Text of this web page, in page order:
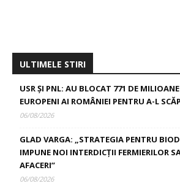
ULTIMELE STIRI
USR ȘI PNL: AU BLOCAT 771 DE
EUROPENI AI ROMÂNIEI PENTRU A-L
06/08/2026
GLAD VARGA: „STRATEGIA PENTRU
IMPUNE NOI INTERDICȚII FERMIERILOR
AFACERI”
06/08/2026